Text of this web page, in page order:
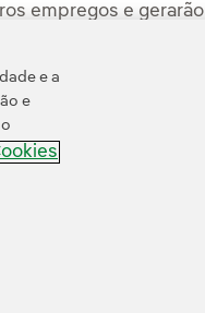
empregos e gerarão
e a
e